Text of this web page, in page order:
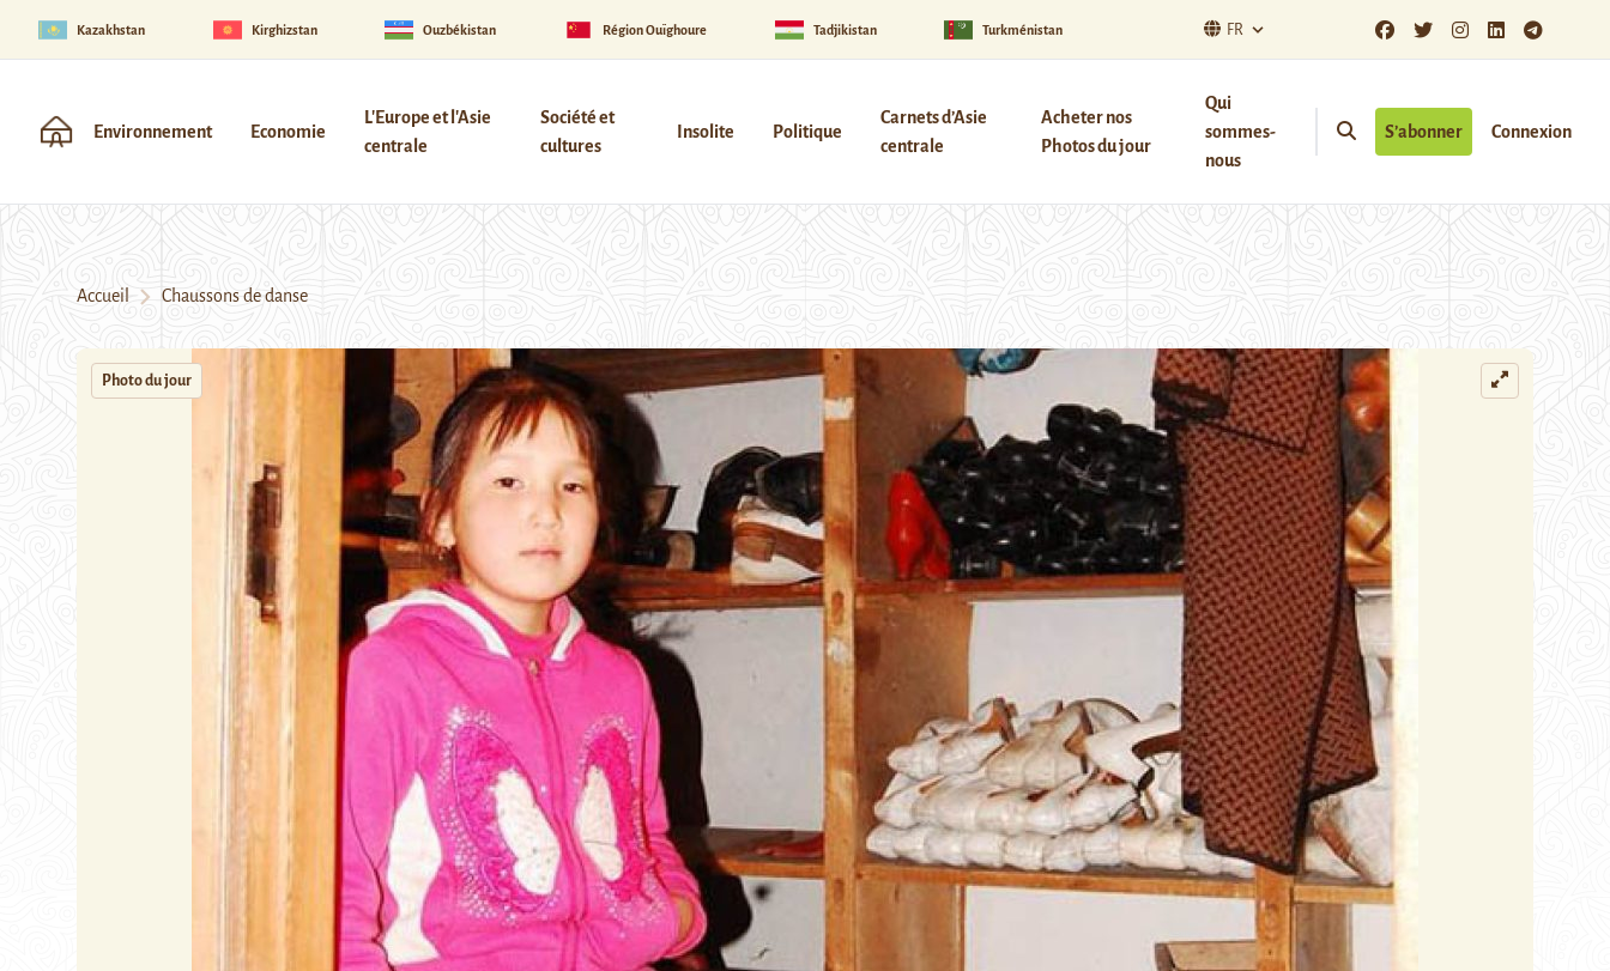
Kazakhstan Kirghizstan Ouzbékistan Région Ouïghoure Tadjikistan Turkménistan FR
Environnement Economie
L'Europe et l'Asie
centrale
Société et
cultures
Insolite Politique
Carnets d’Asie
centrale
Acheter nos
Photos du jour
Qui
sommes-
nous
S’abonner Connexion
Accueil Chaussons de danse
Photo du jour